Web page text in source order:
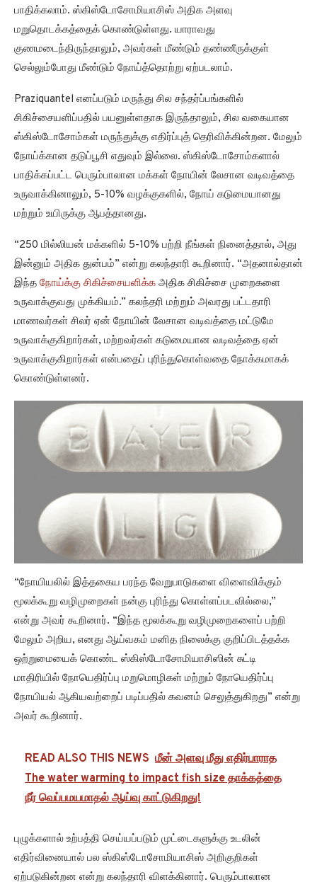
பாதிக்கலாம். ஸ்கிஸ்டோசோமியாசிஸ் அதிக அளவு
மறுதொடக்கத்தைக் கொண்டுள்ளது. யாராவது
குணமடைந்திருந்தாலும், அவர்கள் மீண்டும் தண்ணீருக்குள்
செல்லும்போது மீண்டும் நோய்த்தொற்று ஏற்படலாம்.
Praziquantel எனப்படும் மருந்து சில சந்தர்ப்பங்களில்
சிகிச்சையளிப்பதில் பயனுள்ளதாக இருந்தாலும், சில வகையான
ஸ்கிஸ்டோசோம்கள் மருந்துக்கு எதிர்ப்புத் தெரிவிக்கின்றன. மேலும்
நோய்க்கான தடுப்பூசி எதுவும் இல்லை. ஸ்கிஸ்டோசோம்களால்
பாதிக்கப்பட்ட பெரும்பாலான மக்கள் நோயின் லேசான வடிவத்தை
உருவாக்கினாலும், 5-10% வழக்குகளில், நோய் கடுமையானது
மற்றும் உயிருக்கு ஆபத்தானது.
“250 மில்லியன் மக்களில் 5-10% பற்றி நீங்கள் நினைத்தால், அது
இன்னும் அதிக துன்பம்” என்று கலந்தாரி கூறினார். “அதனால்தான்
இந்த நோய்க்கு சிகிச்சையளிக்க அதிக சிகிச்சை முறைகளை
உருவாக்குவது முக்கியம்.” கலந்தரி மற்றும் அவரது பட்டதாரி
மாணவர்கள் சிலர் ஏன் நோயின் லேசான வடிவத்தை மட்டுமே
உருவாக்குகிறார்கள், மற்றவர்கள் கடுமையான வடிவத்தை ஏன்
உருவாக்குகிறார்கள் என்பதைப் புரிந்துகொள்வதை நோக்கமாகக்
கொண்டுள்ளனர்.
“நோயியலில் இத்தகைய பரந்த வேறுபாடுகளை விளைவிக்கும்
மூலக்கூறு வழிமுறைகள் நன்கு புரிந்து கொள்ளப்படவில்லை,”
என்று அவர் கூறினார். “இந்த மூலக்கூறு வழிமுறைகளைப் பற்றி
மேலும் அறிய, எனது ஆய்வகம் மனித நிலைக்கு குறிப்பிடத்தக்க
ஒற்றுமையைக் கொண்ட ஸ்கிஸ்டோசோமியாசிஸின் சுட்டி
மாதிரியில் நோயெதிர்ப்பு மறுமொழிகள் மற்றும் நோயெதிர்ப்பு
நோயியல் ஆகியவற்றைப் படிப்பதில் கவனம் செலுத்துகிறது” என்று
அவர் கூறினார்.
READ ALSO THIS NEWS மீன் அளவு மீது எதிர்பாராத
The water warming to impact fish size தாக்கத்தை
நீர் வெப்பமயமாதல் ஆய்வு காட்டுகிறது!
புழுக்களால் உற்பத்தி செய்யப்படும் முட்டைகளுக்கு உடலின்
எதிர்வினையால் பல ஸ்கிஸ்டோசோமியாசிஸ் அறிகுறிகள்
ஏற்படுகின்றன என்று கலந்தாரி விளக்கினார். பெரும்பாலான